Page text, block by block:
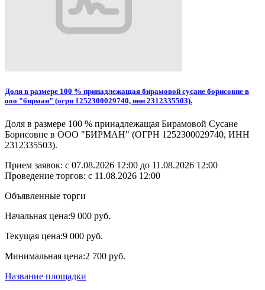
Доля в размере 100 % принадлежащая бирамовой сусане борисовне в
ооо "бирман" (огрн 1252300029740, инн 2312335503).
Доля в размере 100 % принадлежащая Бирамовой Сусане
Борисовне в ООО "БИРМАН" (ОГРН 1252300029740, ИНН
2312335503).
Прием заявок: с 07.08.2026 12:00 до 11.08.2026 12:00
Проведение торгов: с 11.08.2026 12:00
Объявленные торги
Начальная цена:9 000 руб.
Текущая цена:9 000 руб.
Минимальная цена:2 700 руб.
Название площадки